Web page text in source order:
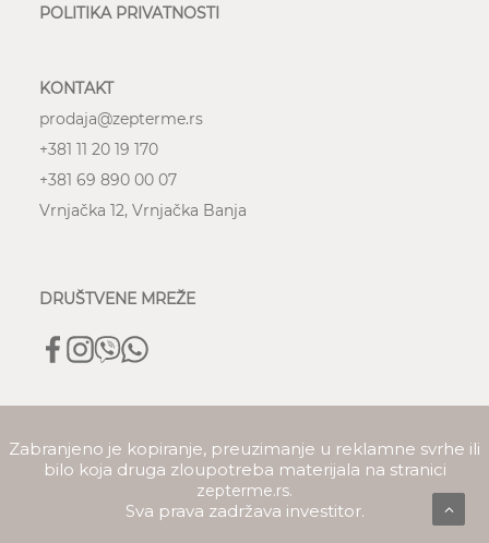
POLITIKA PRIVATNOSTI
KONTAKT
prodaja@zepterme.rs
+381 11 20 19 170
+381 69 890 00 07
Vrnjačka 12, Vrnjačka Banja
DRUŠTVENE MREŽE
Zabranjeno je kopiranje, preuzimanje u reklamne svrhe ili
bilo koja druga zloupotreba materijala na stranici
zepterme.rs.
Sva prava zadržava investitor.